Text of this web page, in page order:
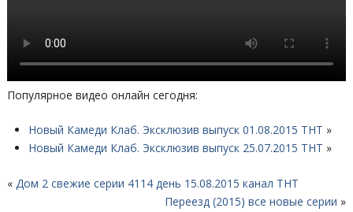
Популярное видео онлайн сегодня:
Новый Камеди Клаб. Эксклюзив выпуск 01.08.2015 ТНТ »
Новый Камеди Клаб. Эксклюзив выпуск 25.07.2015 ТНТ »
« Дом 2 свежие серии 4114 день 15.08.2015 канал ТНТ
Переезд (2015) все новые серии »